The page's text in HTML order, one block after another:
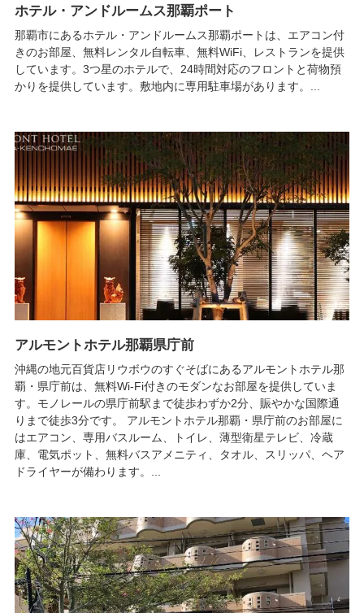
ホテル・アンドルームス那覇ポート
那覇市にあるホテル・アンドルームス那覇ポートは、エアコン付
きのお部屋、無料レンタル自転車、無料WiFi、レストランを提供
しています。3つ星のホテルで、24時間対応のフロントと荷物預
かりを提供しています。敷地内に専用駐車場があります。...
アルモントホテル那覇県庁前
沖縄の地元百貨店リウボウのすぐそばにあるアルモントホテル那
覇・県庁前は、無料Wi-Fi付きのモダンなお部屋を提供していま
す。モノレールの県庁前駅まで徒歩わずか2分、賑やかな国際通
りまで徒歩3分です。 アルモントホテル那覇・県庁前のお部屋に
はエアコン、専用バスルーム、トイレ、薄型衛星テレビ、冷蔵
庫、電気ポット、無料バスアメニティ、タオル、スリッパ、ヘア
ドライヤーが備わります。...